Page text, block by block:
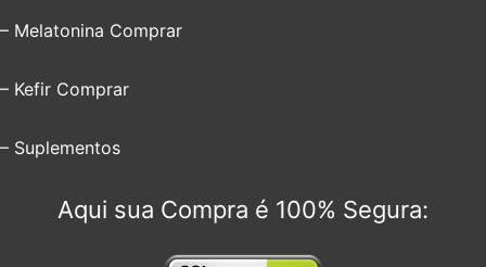
– Melatonina Comprar
– Kefir Comprar
– Suplementos
Aqui sua Compra é 100% Segura: